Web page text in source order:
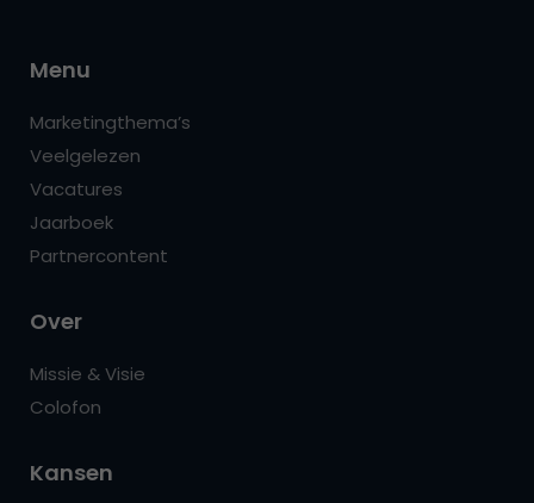
Menu
Marketingthema’s
Veelgelezen
Vacatures
Jaarboek
Partnercontent
Over
Missie & Visie
Colofon
Kansen